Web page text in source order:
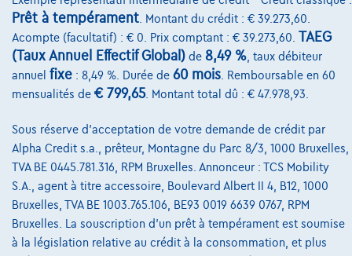
Prêt à tempérament. Montant du crédit : € 39.273,60.
Acompte (facultatif) : € 0. Prix comptant : € 39.273,60.
TAEG
(Taux Annuel Effectif Global) de 8,49 %, taux débiteur
annuel fixe : 8,49 %. Durée de 60 mois. Remboursable en 60
mensualités de € 799,65. Montant total dû : € 47.978,93.
Sous réserve d'acceptation de votre demande de crédit par
Alpha Credit s.a., prêteur, Montagne du Parc 8/3, 1000 Bruxelles,
TVA BE 0445.781.316, RPM Bruxelles. Annonceur : TCS Mobility
S.A., agent à titre accessoire, Boulevard Albert II 4, B12, 1000
Bruxelles, TVA BE 1003.765.106, BE93 0019 6639 0767, RPM
Bruxelles. La souscription d'un prêt à tempérament est soumise
à la législation relative au crédit à la consommation, et plus
Charte de qualité
Nos dealers
Nos partenaires
Contact
@2024 TCS Mobility SA/NV Copyright
Conditions Générales